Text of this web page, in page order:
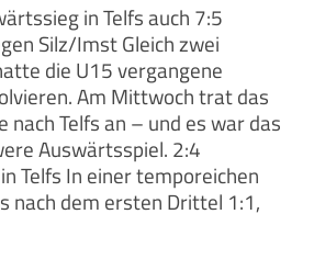
in Telfs auch 7:5
Silz/Imst Gleich zwei
die U15 vergangene
Am Mittwoch trat das
nach Telfs an – und es war das
Auswärtsspiel. 2:4
Telfs In einer temporeichen
nach dem ersten Drittel 1:1,